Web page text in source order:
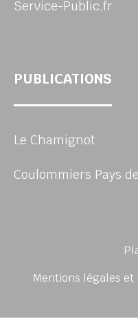
Service-Public.fr
PUBLICATIONS
Le Chamignot
Coulommiers Pays
Mentions légales